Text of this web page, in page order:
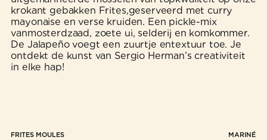
krokant gebakken Frites,geserveerd met curry
mayonaise en verse kruiden. Een pickle-mix
vanmosterdzaad, zoete ui, selderij en komkommer.
De Jalapeño voegt een zuurtje entextuur toe. Je
ontdekt de kunst van Sergio Herman’s creativiteit
in elke hap!
FRITES MOULES MARINÉ